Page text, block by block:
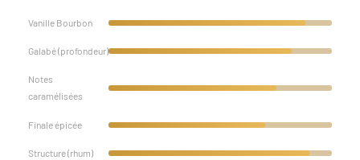
Vanille Bourbon
Galabé (profondeur)
Notes
caramélisées
Finale épicée
Structure (rhum)